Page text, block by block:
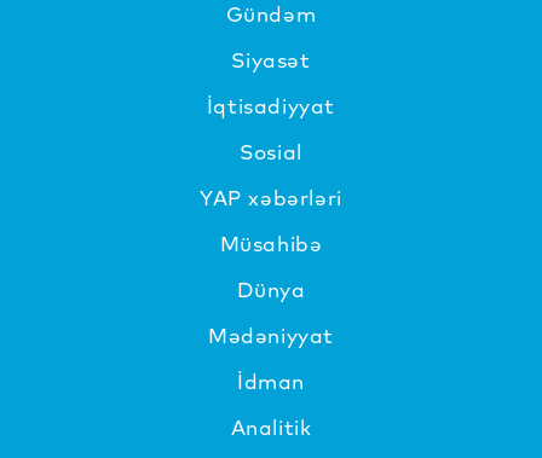
Gündəm
Siyasət
İqtisadiyyat
Sosial
YAP xəbərləri
Müsahibə
Dünya
Mədəniyyat
İdman
Analitik